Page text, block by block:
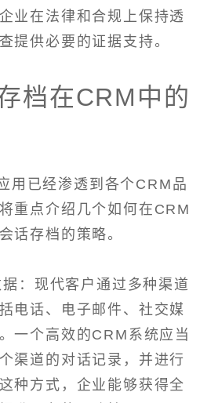
业在法律和合规上保持透
提供必要的证据支持。
档在CRM中的
用已经渗透到各个CRM品
重点介绍几个如何在CRM
话存档的策略。
：现代客户通过多种渠道
电话、电子邮件、社交媒
一个高效的CRM系统应当
渠道的对话记录，并进行
种方式，企业能够获得全